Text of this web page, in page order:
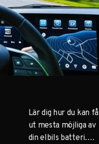
Lär dig hur du kan få
ut mesta möjliga av
din elbils batteri.